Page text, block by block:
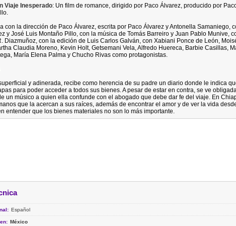
Viaje Inesperado: Un film de romance, dirigido por Paco Álvarez, producido por
con la dirección de Paco Álvarez, escrita por Paco Álvarez y Antonella Samaniego,
y José Luis Montaño Pillo, con la música de Tomás Barreiro y Juan Pablo Munive,
Diazmuñoz, con la edición de Luis Carlos Galván, con Xabiani Ponce de León,
Claudia Moreno, Kevin Holt, Getsemani Vela, Alfredo Huereca, Barbie Casillas,
María Elena Palma y Chucho Rivas como protagonistas.
y adinerada, recibe como herencia de su padre un diario donde le indica
para poder acceder a todos sus bienes. A pesar de estar en contra, se ve
un músico a quien ella confunde con el abogado que debe dar fe del viaje. En
que la acercan a sus raíces, además de encontrar el amor y de ver la vida
entender que los bienes materiales no son lo más importante.
Español
México